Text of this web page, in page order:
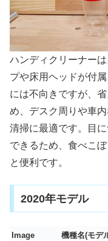
ハンディクリーナー
プや床用ヘッドが付
には不向きですが、
め、デスク周りや車
清掃に最適です。目
できるため、食べこ
と便利です。
2020年モデル
Image 機種名(モデ